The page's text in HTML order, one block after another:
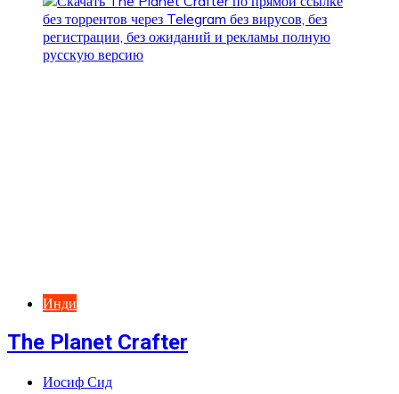
Инди
The Planet Crafter
Иосиф Сид